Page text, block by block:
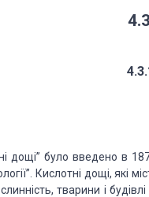
дощі” було введено в
Кислотні дощі, які
тварини і